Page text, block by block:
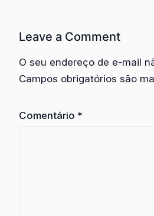
Leave a Comment
O seu endereço de e-mail
Campos obrigatórios são
Comentário *